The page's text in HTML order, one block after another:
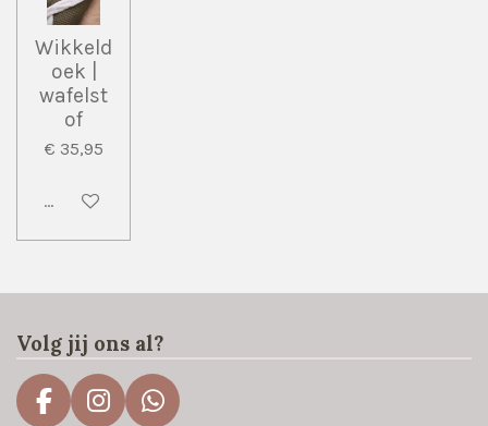
Wikkeld
oek |
wafelst
of
€ 35,95
Bekijk details
Volg jij ons al?
F
I
W